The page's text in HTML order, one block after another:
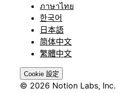
ภาษาไทย
한국어
日本語
简体中文
繁體中文
Cookie 設定
© 2026 Notion Labs, Inc.